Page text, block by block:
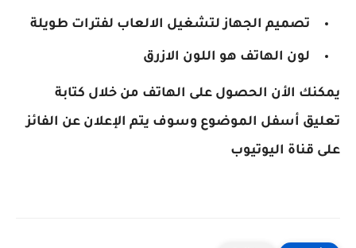
تصميم الجهاز لتشغيل الالعاب لفترات طويلة
لون الهاتف هو اللون الازرق
يمكنك الأن الحصول على الهاتف من خلال كتابة
تعليق أسفل الموضوع وسوف يتم الإعلان عن الفائز
على قناة اليوتيوب